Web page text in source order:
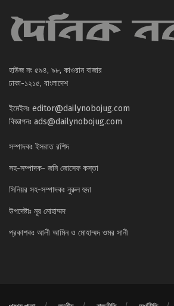
হাউজ নং ৫৯৪, ৯৮, কাওরান বাজার
ঢাকা-১২১৫, বাংলাদেশ
ইমেইলঃ editor@dailynobojug.com
বিজ্ঞাপনঃ ads@dailynobojug.com
সম্পাদকঃ ইসরাত রশিদ
সহ-সম্পাদক- জনি জোসেফ কস্তা
সিনিয়র সহ-সম্পাদকঃ নুরুল হুদা
উপদেষ্টাঃ নূর মোহাম্মদ
প্রকাশকঃ আলী আমিন ও মোহাম্মদ ওমর সানী